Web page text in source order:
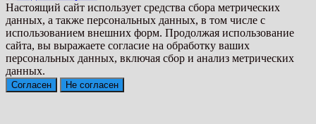
Настоящий сайт использует средства сбора метрических
данных, а также персональных данных, в том числе с
использованием внешних форм. Продолжая использование
сайта, вы выражаете согласие на обработку ваших
персональных данных, включая сбор и анализ метрических
данных.
Согласен Не согласен